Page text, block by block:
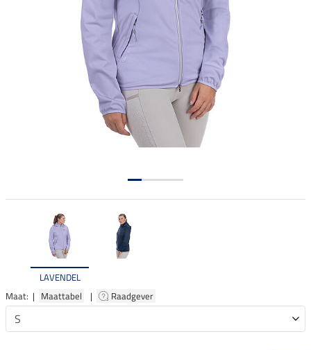
LAVENDEL
Maat: | Maattabel | Raadgever